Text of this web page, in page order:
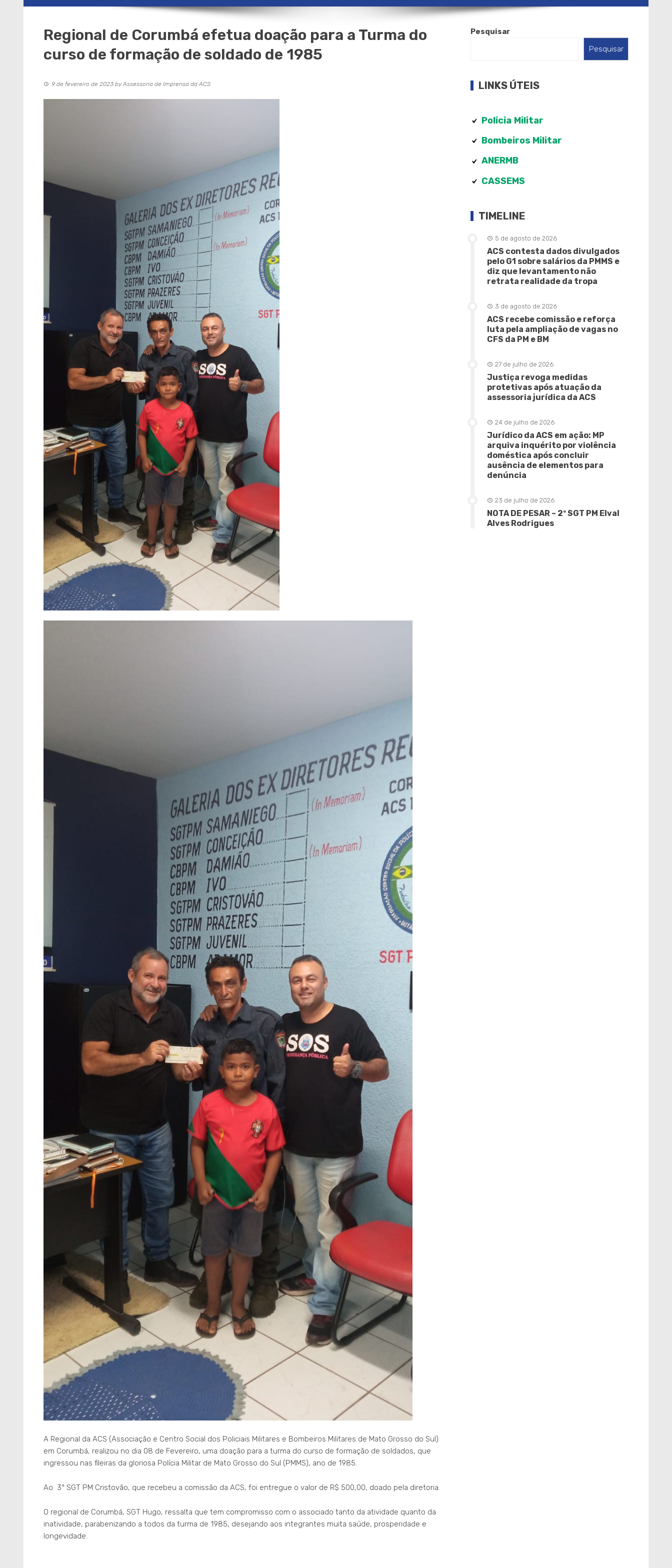
Regional de Corumbá efetua doação para a Turma do
curso de formação de soldado de 1985
9 de fevereiro de 2023 byAssessoria de Imprensa da ACS
A Regional da ACS (Associação e Centro Social dos Policiais Militares e Bombeiros Militares de Mato Grosso do Sul)
em Corumbá, realizou no dia 08 de Fevereiro, uma doação para a turma do curso de formação de soldados, que
ingressou nas fileiras da gloriosa Polícia Militar de Mato Grosso do Sul (PMMS), ano de 1985.
Ao 3° SGT PM Cristovão, que recebeu a comissão da ACS, foi entregue o valor de R$ 500,00, doado pela diretoria.
O regional de Corumbá, SGT Hugo, ressalta que tem compromisso com o associado tanto da atividade quanto da
inatividade, parabenizando a todos da turma de 1985, desejando aos integrantes muita saúde, prosperidade e
longevidade.
Pesquisar
Pesquisar
LINKS ÚTEIS
Policia Militar
Bombeiros Militar
ANERMB
CASSEMS
TIMELINE
5 de agosto de 2026
ACS contesta dados divulgados
pelo G1 sobre salários da PMMS e
diz que levantamento não
retrata realidade da tropa
3 de agosto de 2026
ACS recebe comissão e reforça
luta pela ampliação de vagas no
CFS da PM e BM
27 de julho de 2026
Justiça revoga medidas
protetivas após atuação da
assessoria jurídica da ACS
24 de julho de 2026
Jurídico da ACS em ação: MP
arquiva inquérito por violência
doméstica após concluir
ausência de elementos para
denúncia
23 de julho de 2026
NOTA DE PESAR – 2º SGT PM Elval
Alves Rodrigues